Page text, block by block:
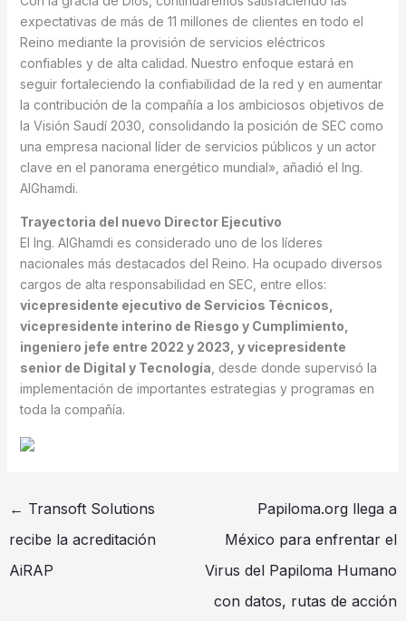
expectativas de más de 11 millones de clientes en todo el
Reino mediante la provisión de servicios eléctricos
confiables y de alta calidad. Nuestro enfoque estará en
seguir fortaleciendo la confiabilidad de la red y en aumentar
la contribución de la compañía a los ambiciosos objetivos de
la Visión Saudí 2030, consolidando la posición de SEC como
una empresa nacional líder de servicios públicos y un actor
clave en el panorama energético mundial», añadió el Ing.
AlGhamdi.
Trayectoria del nuevo Director Ejecutivo
El Ing. AlGhamdi es considerado uno de los líderes
nacionales más destacados del Reino. Ha ocupado diversos
cargos de alta responsabilidad en SEC, entre ellos:
vicepresidente ejecutivo de Servicios Técnicos,
vicepresidente interino de Riesgo y Cumplimiento,
ingeniero jefe entre 2022 y 2023, y vicepresidente
senior de Digital y Tecnología , desde donde supervisó la
implementación de importantes estrategias y programas en
toda la compañía.
← Transoft Solutions
recibe la acreditación
AiRAP
Papiloma.org llega a
México para enfrentar el
Virus del Papiloma Humano
con datos, rutas de acción